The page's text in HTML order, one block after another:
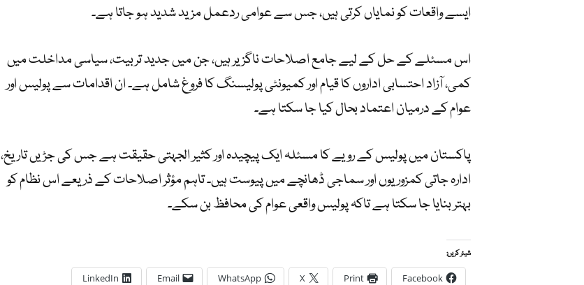
ایسے واقعات کو نمایاں کرتی ہیں، جس سے عوامی ردعمل مزید شدید ہو جاتا ہے۔
اس مسئلے کے حل کے لیے جامع اصلاحات ناگزیر ہیں، جن میں جدید تربیت، سیاسی مداخلت میں
کمی، آزاد احتسابی اداروں کا قیام اور کمیونٹی پولیسنگ کا فروغ شامل ہے۔ ان اقدامات سے پولیس اور
عوام کے درمیان اعتماد بحال کیا جا سکتا ہے۔
پاکستان میں پولیس کے رویے کا مسئلہ ایک پیچیدہ اور کثیر الجہتی حقیقت ہے جس کی جڑیں تاریخ،
ادارہ جاتی کمزوریوں اور سماجی ڈھانچے میں پیوست ہیں۔ تاہم مؤثر اصلاحات کے ذریعے اس نظام کو
بہتر بنایا جا سکتا ہے تاکہ پولیس واقعی عوام کی محافظ بن سکے۔
شیئر کریں:
Facebook
Print
X
WhatsApp
Email
LinkedIn